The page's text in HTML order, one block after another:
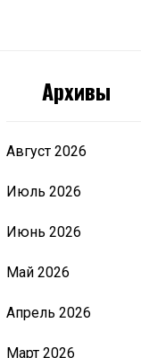
Архивы
Август 2026
Июль 2026
Июнь 2026
Май 2026
Апрель 2026
Март 2026